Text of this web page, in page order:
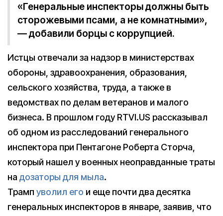
«Генеральные инспекторы должны быть
сторожевыми псами, а не комнатными»,
— добавили борцы с коррупцией.
Истцы отвечали за надзор в министерствах
обороны, здравоохранения, образования,
сельского хозяйства, труда, а также в
ведомствах по делам ветеранов и малого
бизнеса. В прошлом году RTVI.US рассказывал
об одном из расследований генерального
инспектора при Пентагоне Роберта Сторча,
который нашел у военных неоправданные траты
на дозаторы для мыла.
Трамп уволил его и еще почти два десятка
генеральных инспекторов в январе, заявив, что